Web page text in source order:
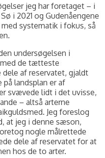
jeg har foretaget – i
i 2021 og Gudenåengene
systematik i fokus, så
undersøgelsen i
de tætteste
af reservatet, gjaldt
landsplan er af
svævede lidt i det uvisse,
– altså arterne
Jeg foreslog
at jeg i denne sæson,
nogle målrettede
dele af reservatet for at
hos de to arter.